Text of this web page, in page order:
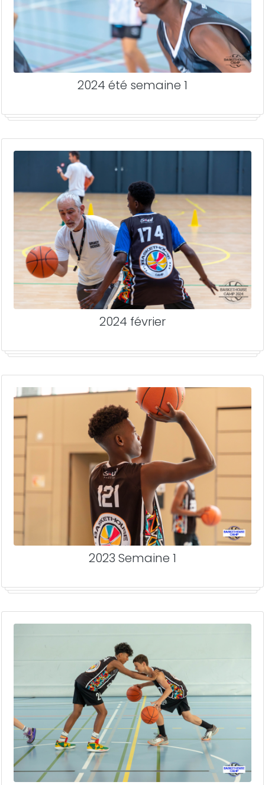
2024 été semaine 1
2024 février
2023 Semaine 1